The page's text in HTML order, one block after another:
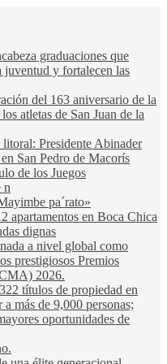
graduaciones que
juventud y fortalecen las
del 163 aniversario de la
atletas de San Juan de la
Presidente Abinader
San Pedro de Macorís
de los Juegos
n
pa´rato»
apartamentos en Boca Chica
dignas
a nivel global como
prestigiosos Premios
2026.
títulos de propiedad en
más de 9,000 personas;
oportunidades de